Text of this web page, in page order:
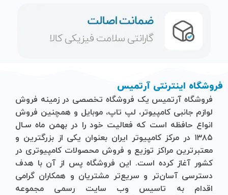
فروشگاه اینترنتی آرتمیس
فروشگاه آرتمیس یک فروشگاه تخصصی در زمینه فروش
لوازم جانبی کامپیوتر، لپ تاپ، موبایل و ‌همچنین فروش
انواع حافظه است که فعالیت خود را در بهمن ماه سـال
۱۳۸۵ در مرکز کامپیوتر ایران بعنوان یکی از بزرگترین و
معتبرترین مراکز توزیع و فروش محصولات کامپیوتری در
کشور آغاز کرده است. این فروشگاه پس از آن با هدف
دسترسی آسان‌تر و سریع‌تر مشتریان و همکاران گرامی
اقدام به تاسیس وب سایت رسمی مجموعه